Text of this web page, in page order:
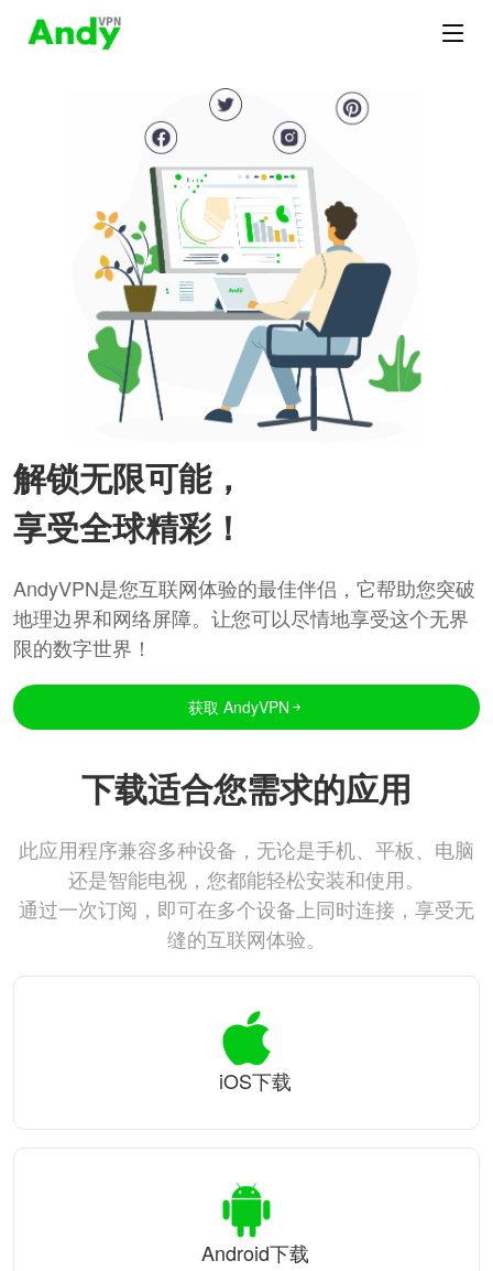
解锁无限可能，
享受全球精彩！
AndyVPN是您互联网体验的最佳伴侣，它帮助您突破
地理边界和网络屏障。让您可以尽情地享受这个无界
限的数字世界！
获取 AndyVPN
下载适合您需求的应用
此应用程序兼容多种设备，无论是手机、平板、电脑
还是智能电视，您都能轻松安装和使用。
通过一次订阅，即可在多个设备上同时连接，享受无
缝的互联网体验。
iOS下载
Android下载